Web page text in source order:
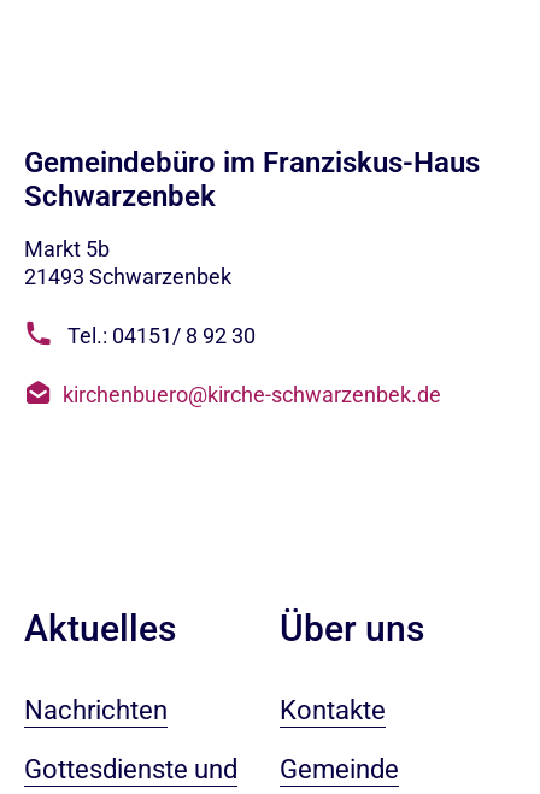
Gemeindebüro im Franziskus-Haus
Schwarzenbek
Markt 5b
21493 Schwarzenbek
Tel.: 04151/ 8 92 30
kirchenbuero@kirche-schwarzenbek.de
Aktuelles
Nachrichten
Gottesdienste und
Über uns
Kontakte
Gemeinde